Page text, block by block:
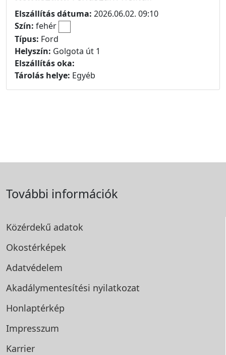
Elszállítás dátuma: 2026.06.02. 09:10
Szín: fehér
Típus: Ford
Helyszín: Golgota út 1
Elszállítás oka:
Tárolás helye: Egyéb
További információk
Közérdekű adatok
Okostérképek
Adatvédelem
Akadálymentesítési nyilatkozat
Honlaptérkép
Impresszum
Karrier